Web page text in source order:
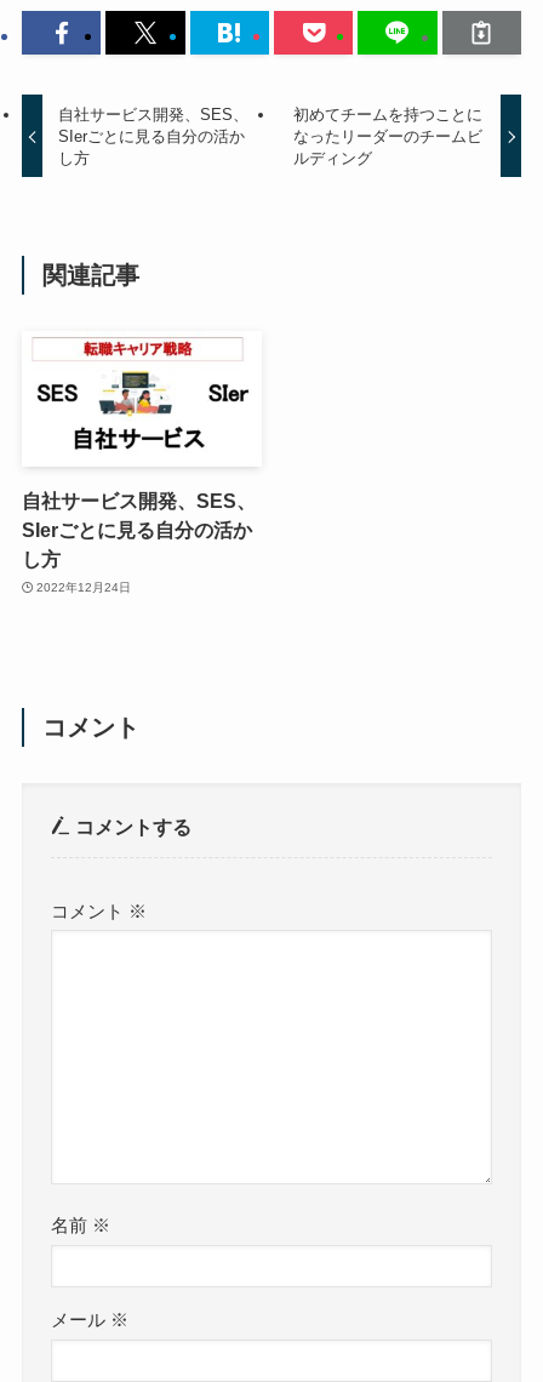
自社サービス開発、SES、
SIerごとに見る自分の活か
し方
初めてチームを持つことに
なったリーダーのチームビ
ルディング
関連記事
自社サービス開発、SES、
SIerごとに見る自分の活か
し方
2022年12月24日
コメント
コメントする
コメント ※
名前 ※
メール ※